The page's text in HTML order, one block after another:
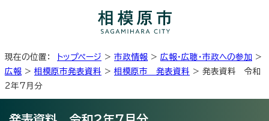
現在の位置： トップページ > 市政情報 > 広報・広聴・市政への参加 >
広報 > 相模原市発表資料 > 相模原市 発表資料 > 発表資料 令和
2年7月分